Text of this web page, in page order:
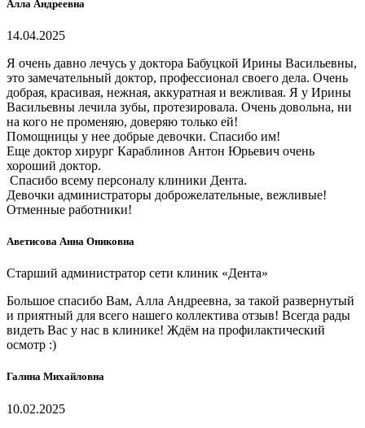
Алла Андреевна
14.04.2025
Я очень давно лечусь у доктора Бабуцкой Ирины Васильевны,
это замечательный доктор, профессионал своего дела. Очень
добрая, красивая, нежная, аккуратная и вежливая. Я у Ирины
Васильевны лечила зубы, протезировала. Очень довольна, ни
на кого не променяю, доверяю только ей!
Помощницы у нее добрые девочки. Спасибо им!
Еще доктор хирург Караблинов Антон Юрьевич очень
хороший доктор.
Спасибо всему персоналу клиники Дента.
Девочки администраторы доброжелательные, вежливые!
Отменные работники!
Аветисова Анна Ониковна
Старший администратор сети клиник «Дента»
Большое спасибо Вам, Алла Андреевна, за такой развернутый
и приятный для всего нашего коллектива отзыв! Всегда рады
видеть Вас у нас в клинике! Ждём на профилактический
осмотр :)
Галина Михайловна
10.02.2025